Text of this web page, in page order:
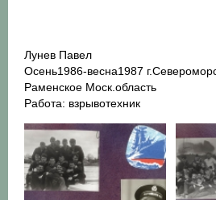
Лунев Павел
Осень1986-весна1987
Раменское Моск.область
Работа: взрывотехник